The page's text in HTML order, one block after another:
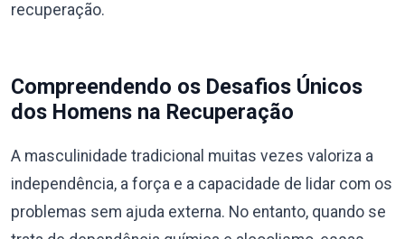
recuperação.
Compreendendo os Desafios Únicos
dos Homens na Recuperação
A masculinidade tradicional muitas vezes valoriza a
independência, a força e a capacidade de lidar com os
problemas sem ajuda externa. No entanto, quando se